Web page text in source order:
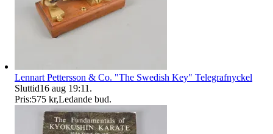
Lennart Pettersson & Co. "The Swedish Key" Telegrafnyckel
Sluttid16 aug 19:11 .
Pris:575 kr,Ledande bud.